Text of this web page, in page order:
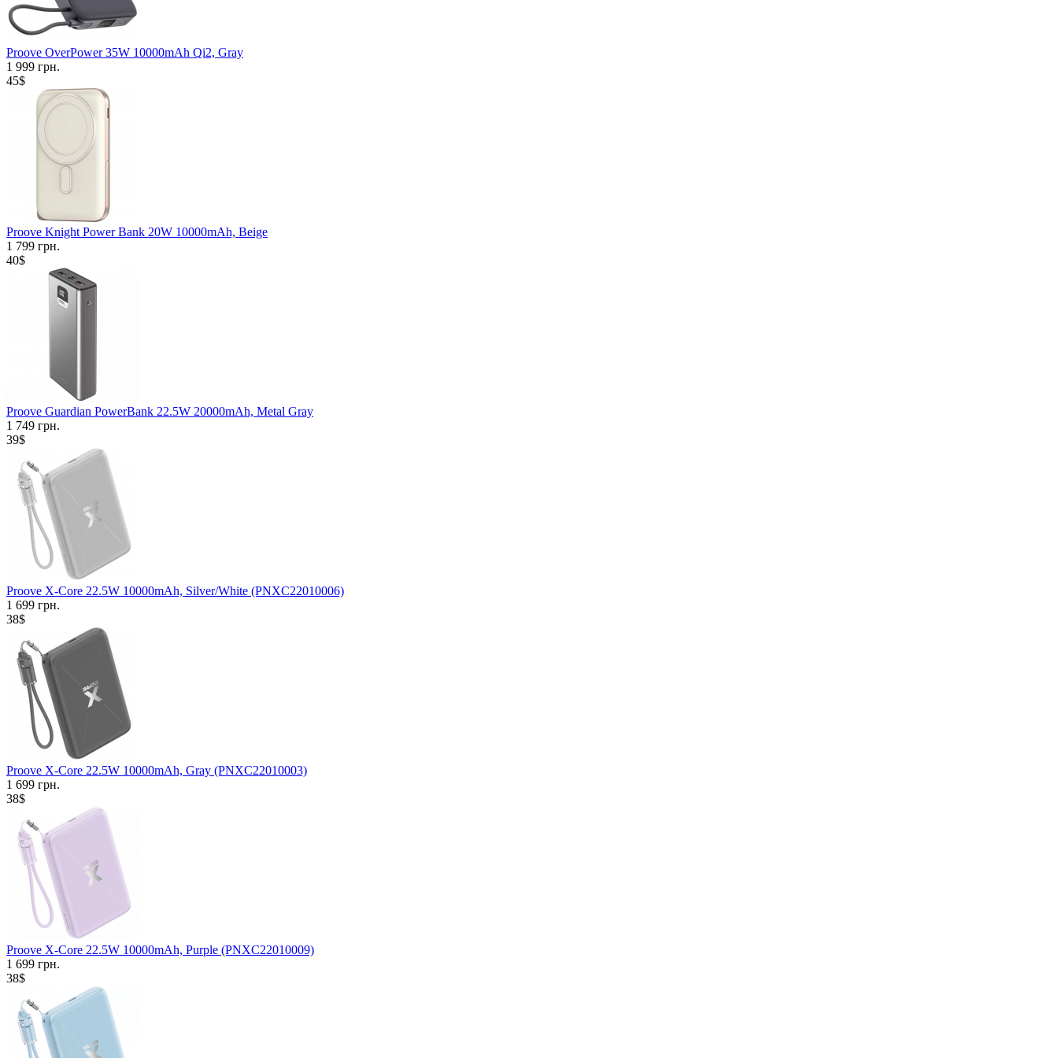
Proove OverPower 35W 10000mAh Qi2, Gray
1 999 грн.
45$
Proove Knight Power Bank 20W 10000mAh, Beige
1 799 грн.
40$
Proove Guardian PowerBank 22.5W 20000mAh, Metal Gray
1 749 грн.
39$
Proove X-Core 22.5W 10000mAh, Silver/White (PNXC22010006)
1 699 грн.
38$
Proove X-Core 22.5W 10000mAh, Gray (PNXC22010003)
1 699 грн.
38$
Proove X-Core 22.5W 10000mAh, Purple (PNXC22010009)
1 699 грн.
38$